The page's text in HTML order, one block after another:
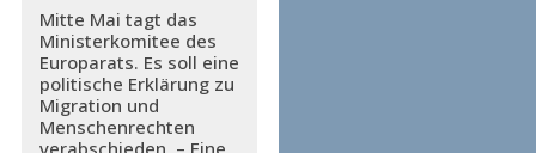
Mitte Mai tagt das
Ministerkomitee des
Europarats. Es soll eine
politische Erklärung zu
Migration und
Menschenrechten